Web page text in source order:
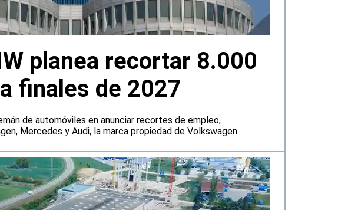
planea recortar 8.000
finales de 2027
de automóviles en anunciar recortes de empleo,
Mercedes y Audi, la marca propiedad de Volkswagen.